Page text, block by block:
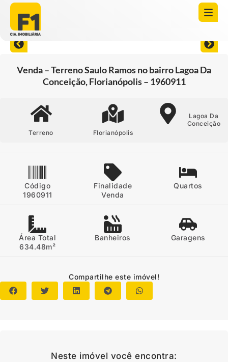
Venda – Terreno Saulo Ramos no bairro Lagoa Da
Conceição, Florianópolis – 1960911
Terreno Florianópolis
Lagoa Da
Conceição
Código
1960911
Finalidade
Venda
Quartos
Área Total
634.48m²
Banheiros Garagens
Compartilhe este imóvel!
Neste imóvel você encontra: